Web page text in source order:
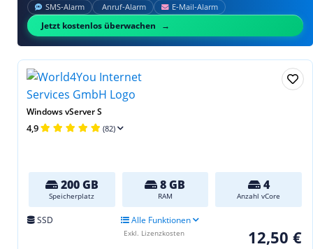
SMS‑Alarm Anruf‑Alarm E‑Mail‑Alarm
Jetzt kostenlos überwachen
Windows vServer S
4,9 (82)
200 GB
Speicherplatz
8 GB
RAM
4
Anzahl vCore
SSD Alle Funktionen
12,50 €
Exkl. Lizenzkosten